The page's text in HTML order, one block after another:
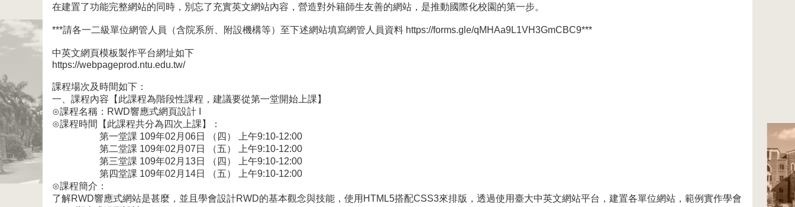
在建置了功能完整網站的同時，別忘了充實英文網站內容，營造對外籍師生友善的網站，是推動國際化校園的第一步。
***請各一二級單位網管人員（含院系所、附設機構等）至下述網站填寫網管人員資料 https://forms.gle/qMHAa9L1VH3GmCBC9***
中英文網頁模板製作平台網址如下
https://webpageprod.ntu.edu.tw/
課程場次及時間如下：
一、課程內容【此課程為階段性課程，建議要從第一堂開始上課】
⊙課程名稱：RWD響應式網頁設計 I
⊙課程時間【此課程共分為四次上課】：
第一堂課 109年02月06日 （四） 上午9:10-12:00
第二堂課 109年02月07日 （五） 上午9:10-12:00
第三堂課 109年02月13日 （四） 上午9:10-12:00
第四堂課 109年02月14日 （五） 上午9:10-12:00
⊙課程簡介：
了解RWD響應式網站是甚麼，並且學會設計RWD的基本觀念與技能，使用HTML5搭配CSS3來排版，透過使用臺大中英文網站平台，建置各單位網站，範例實作學會